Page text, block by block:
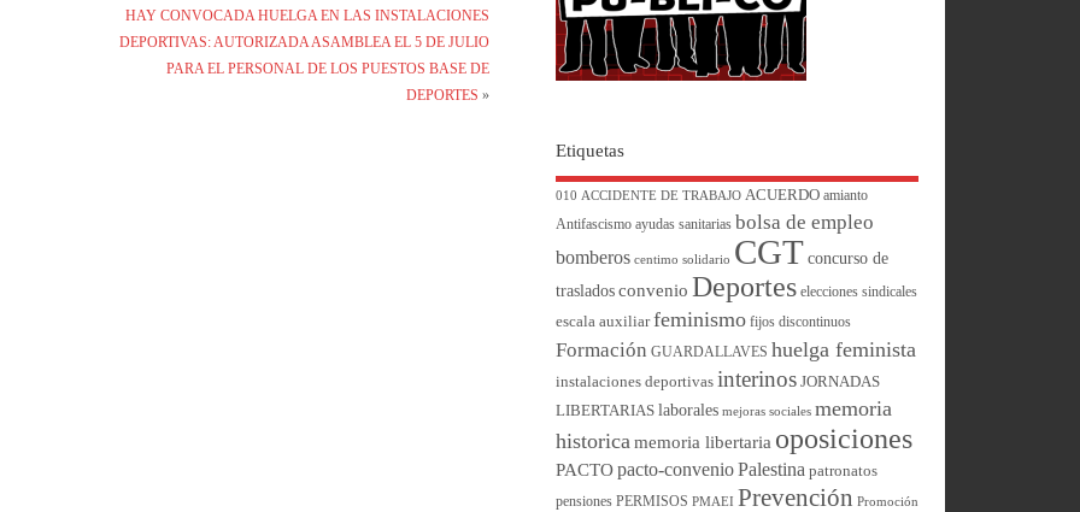
HAY CONVOCADA HUELGA EN LAS INSTALACIONES
DEPORTIVAS: AUTORIZADA ASAMBLEA EL 5 DE JULIO
PARA EL PERSONAL DE LOS PUESTOS BASE DE
DEPORTES »
Etiquetas
010 ACCIDENTE DE TRABAJO ACUERDO amianto
Antifascismo ayudas sanitarias bolsa de empleo
bomberos centimo solidario CGT concurso de
traslados convenio Deportes elecciones sindicales
escala auxiliar feminismo fijos discontinuos
Formación GUARDALLAVES huelga feminista
instalaciones deportivas interinos JORNADAS
LIBERTARIAS laborales mejoras sociales memoria
historica memoria libertaria oposiciones
PACTO pacto-convenio Palestina patronatos
pensiones PERMISOS PMAEI Prevención Promoción